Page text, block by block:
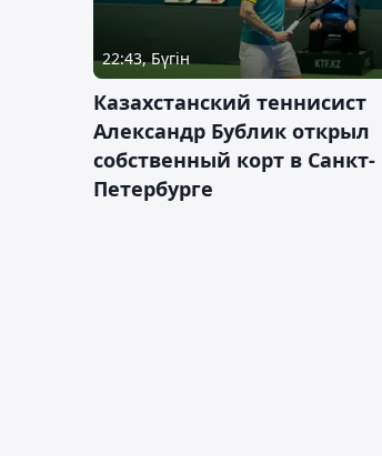
22:43, Бүгін
Казахстанский теннисист
Александр Бублик открыл
собственный корт в Санкт-
Петербурге